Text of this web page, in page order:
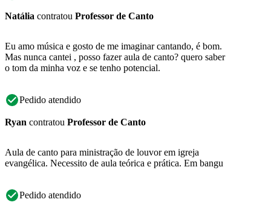
Natália contratou Professor de Canto
Eu amo música e gosto de me imaginar cantando, é bom.
Mas nunca cantei , posso fazer aula de canto? quero saber
o tom da minha voz e se tenho potencial.
Pedido atendido
Ryan contratou Professor de Canto
Aula de canto para ministração de louvor em igreja
evangélica. Necessito de aula teórica e prática. Em bangu
Pedido atendido